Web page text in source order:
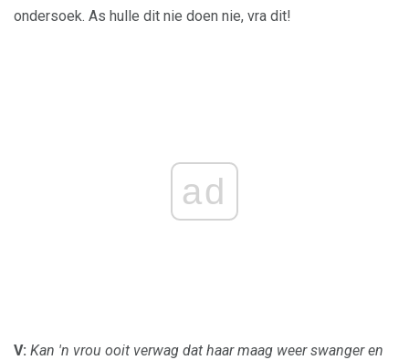
ondersoek. As hulle dit nie doen nie, vra dit!
ad
V: Kan 'n vrou ooit verwag dat haar maag weer swanger en